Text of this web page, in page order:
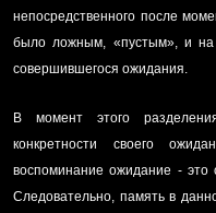
непосредственного после
было ложным, «пустым», и на
совершившегося ожидания.
В момент этого
конкретности своего
воспоминание ожидание - это
Следовательно, память в